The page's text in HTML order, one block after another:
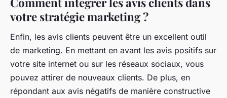
votre stratégie marketing ?
Enfin, les avis clients peuvent être un excellent outil
de marketing. En mettant en avant les avis positifs sur
votre site internet ou sur les réseaux sociaux, vous
pouvez attirer de nouveaux clients. De plus, en
répondant aux avis négatifs de manière constructive